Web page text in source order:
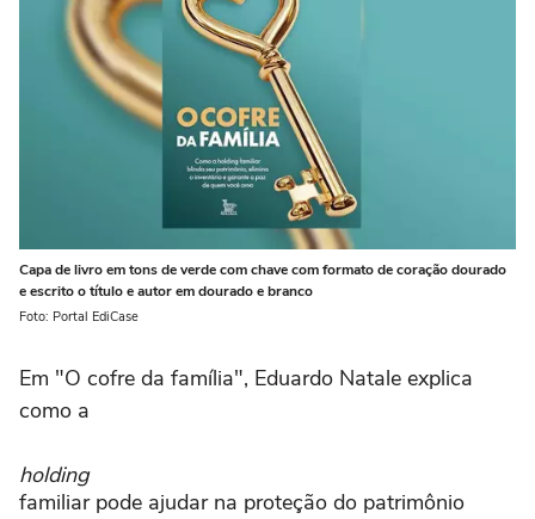
Capa de livro em tons de verde com chave com formato de coração dourado
e escrito o título e autor em dourado e branco
Foto: Portal EdiCase
Em "O cofre da família", Eduardo Natale explica
como a
holding
familiar pode ajudar na proteção do patrimônio